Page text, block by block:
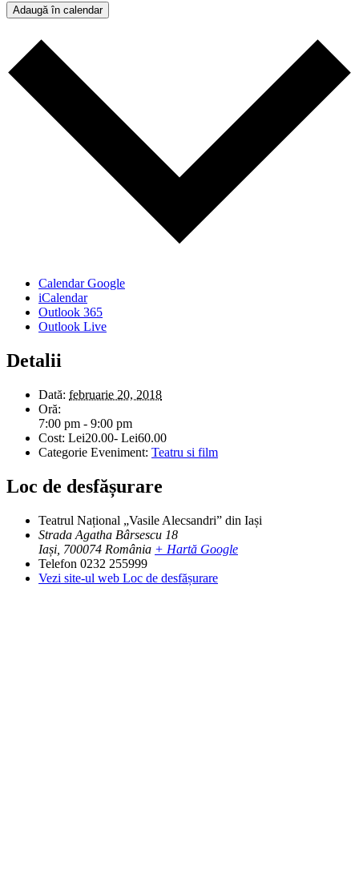
Adaugă în calendar
Calendar Google
iCalendar
Outlook 365
Outlook Live
Detalii
Dată: februarie 20, 2018
Oră:
7:00 pm - 9:00 pm
Cost: Lei20.00- Lei60.00
Categorie Eveniment: Teatru si film
Loc de desfășurare
Teatrul Național „Vasile Alecsandri” din Iași
Strada Agatha Bârsescu 18
Iași 700074 România + Hartă Google
Telefon 0232 255999
Vezi site-ul web Loc de desfășurare